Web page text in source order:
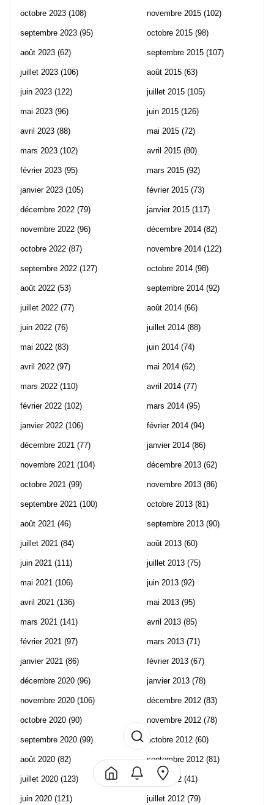
octobre 2023 (108)
septembre 2023 (95)
août 2023 (62)
juillet 2023 (106)
juin 2023 (122)
mai 2023 (96)
avril 2023 (88)
mars 2023 (102)
février 2023 (95)
janvier 2023 (105)
décembre 2022 (79)
novembre 2022 (96)
octobre 2022 (87)
septembre 2022 (127)
août 2022 (53)
juillet 2022 (77)
juin 2022 (76)
mai 2022 (83)
avril 2022 (97)
mars 2022 (110)
février 2022 (102)
janvier 2022 (106)
décembre 2021 (77)
novembre 2021 (104)
octobre 2021 (99)
septembre 2021 (100)
août 2021 (46)
juillet 2021 (84)
juin 2021 (111)
mai 2021 (106)
avril 2021 (136)
mars 2021 (141)
février 2021 (97)
janvier 2021 (86)
décembre 2020 (96)
novembre 2020 (106)
octobre 2020 (90)
septembre 2020 (99)
août 2020 (82)
juillet 2020 (123)
juin 2020 (121)
novembre 2015 (102)
octobre 2015 (98)
septembre 2015 (107)
août 2015 (63)
juillet 2015 (105)
juin 2015 (126)
mai 2015 (72)
avril 2015 (80)
mars 2015 (92)
février 2015 (73)
janvier 2015 (117)
décembre 2014 (82)
novembre 2014 (122)
octobre 2014 (98)
septembre 2014 (92)
août 2014 (66)
juillet 2014 (88)
juin 2014 (74)
mai 2014 (62)
avril 2014 (77)
mars 2014 (95)
février 2014 (94)
janvier 2014 (86)
décembre 2013 (62)
novembre 2013 (86)
octobre 2013 (81)
septembre 2013 (90)
août 2013 (60)
juillet 2013 (75)
juin 2013 (92)
mai 2013 (95)
avril 2013 (85)
mars 2013 (71)
février 2013 (67)
janvier 2013 (78)
décembre 2012 (83)
novembre 2012 (78)
octobre 2012 (60)
septembre 2012 (81)
août 2012 (41)
juillet 2012 (79)